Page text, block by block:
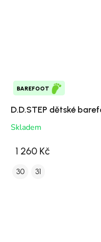
BAREFOOT
D.D.STEP dětské
Skladem
1 260 Kč
30 31